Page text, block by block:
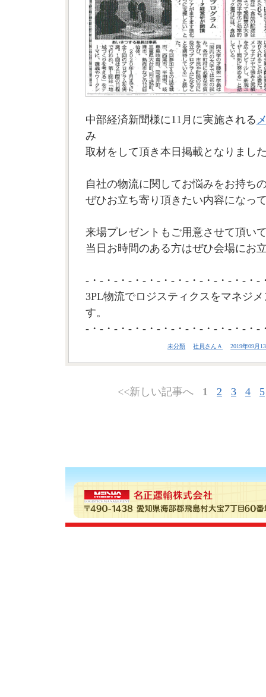
中部経済新聞様に11月に実施される
み
取材をして頂き本日掲載となりまし
自社の物流に関してお悩みをお持ち
ぜひお立ち寄り頂きたい内容になっ
来場プレゼントもご用意させて頂い
当日お時間のある方はぜひ会場にお
-・-・-・-・-・-・-・-・-・-・-・-・-
3PL物流でロジスティクスをマネジ
す。
-・-・-・-・-・-・-・-・-・-・-・-・-
未分類 社員さんＡ 2019年09月
<<新しい記事へ 1 2 3 4 5